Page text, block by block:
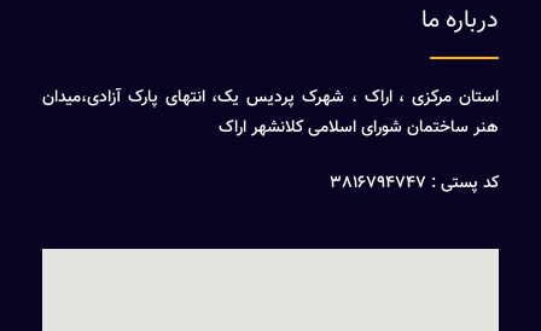
درباره ما
استان مرکزی ، اراک ، شهرک پردیس یک، انتهای پارک آزادی،میدان
هنر ساختمان شورای اسلامی کلانشهر اراک
کد پستی : 3816794747